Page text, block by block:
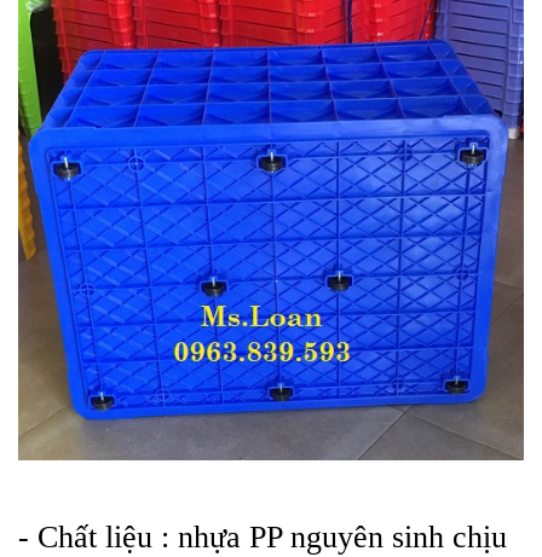
- Chất liệu : nhựa PP nguyên sinh chịu